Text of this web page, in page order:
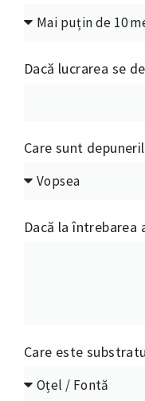
Dacă lucrarea se
Care sunt
Dacă la
Care este